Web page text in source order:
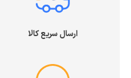
ارسال سریع کالا